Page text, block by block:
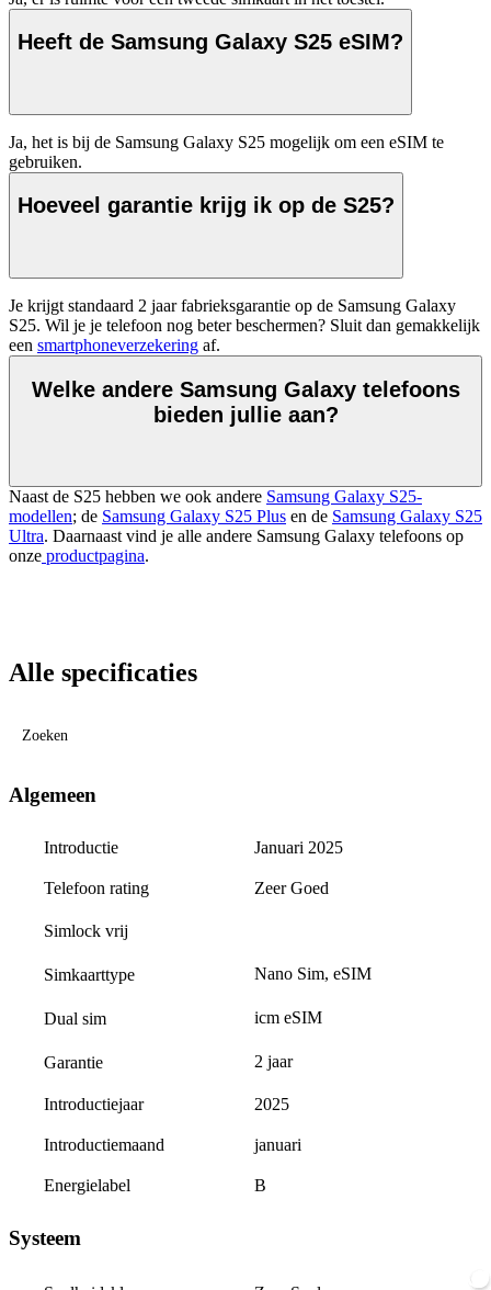
Heeft de Samsung Galaxy S25 eSIM?
Ja, het is bij de Samsung Galaxy S25 mogelijk om een eSIM te
gebruiken.
Hoeveel garantie krijg ik op de S25?
Je krijgt standaard 2 jaar fabrieksgarantie op de Samsung Galaxy
S25. Wil je je telefoon nog beter beschermen? Sluit dan gemakkelijk
een smartphoneverzekering af.
Welke andere Samsung Galaxy telefoons
bieden jullie aan?
Naast de S25 hebben we ook andere Samsung Galaxy S25-
modellen; de Samsung Galaxy S25 Plus en de Samsung Galaxy S25
Ultra. Daarnaast vind je alle andere Samsung Galaxy telefoons op
onze productpagina.
Alle specificaties
Zoeken
Algemeen
Introductie Januari 2025
Telefoon rating Zeer Goed
Simlock vrij
Simkaarttype Nano Sim, eSIM
Dual sim icm eSIM
Garantie 2 jaar
Introductiejaar 2025
Introductiemaand januari
Energielabel B
Systeem